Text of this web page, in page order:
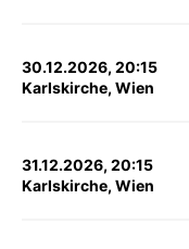
30.12.2026, 20:15
Karlskirche, Wien
31.12.2026, 20:15
Karlskirche, Wien